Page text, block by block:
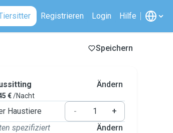
Registrieren Login Hilfe
Speichern
€/Nacht
Ändern
Haustiere -
+
spezifiziert
Ändern